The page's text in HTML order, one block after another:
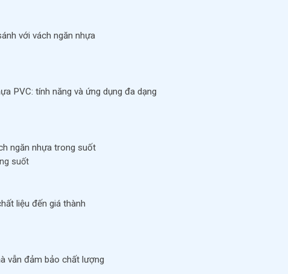
với vách ngăn nhựa
PVC: tính năng và ứng dụng đa dạng
ngăn nhựa trong suốt
suốt
liệu đến giá thành
vẫn đảm bảo chất lượng